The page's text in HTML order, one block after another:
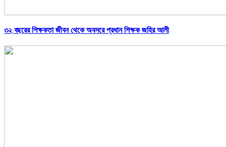
৩২ বছরের শিক্ষকতা জীবন থেকে অবসরে প্রধান শিক্ষক জহির আলী